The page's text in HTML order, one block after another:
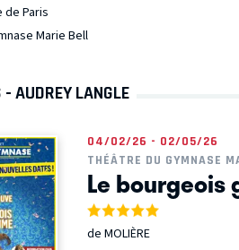
de Paris
Marie Bell
- AUDREY LANGLE
04/02/26 - 02/05/26
THÉÂTRE DU GYMNASE
Le bourgeois
de MOLIÈRE